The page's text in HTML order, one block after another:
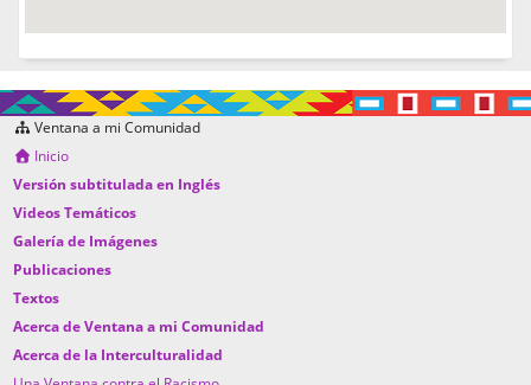
Ventana a mi Comunidad
Inicio
Versión subtitulada en Inglés
Videos Temáticos
Galería de Imágenes
Publicaciones
Textos
Acerca de Ventana a mi Comunidad
Acerca de la Interculturalidad